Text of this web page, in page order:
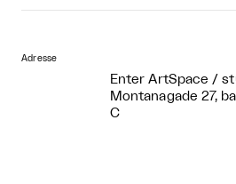
Adresse
Enter ArtSpace /
Montanagade 27,
C